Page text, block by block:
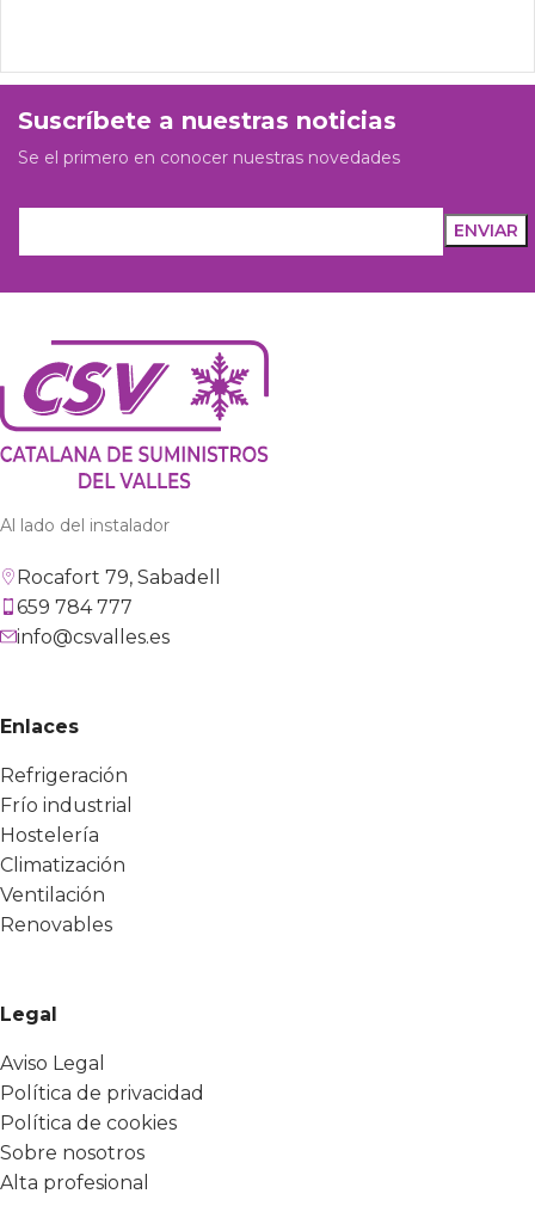
Suscríbete a nuestras noticias
Se el primero en conocer nuestras novedades
Al lado del instalador
Rocafort 79, Sabadell
659 784 777
info@csvalles.es
Enlaces
Refrigeración
Frío industrial
Hostelería
Climatización
Ventilación
Renovables
Legal
Aviso Legal
Política de privacidad
Política de cookies
Sobre nosotros
Alta profesional